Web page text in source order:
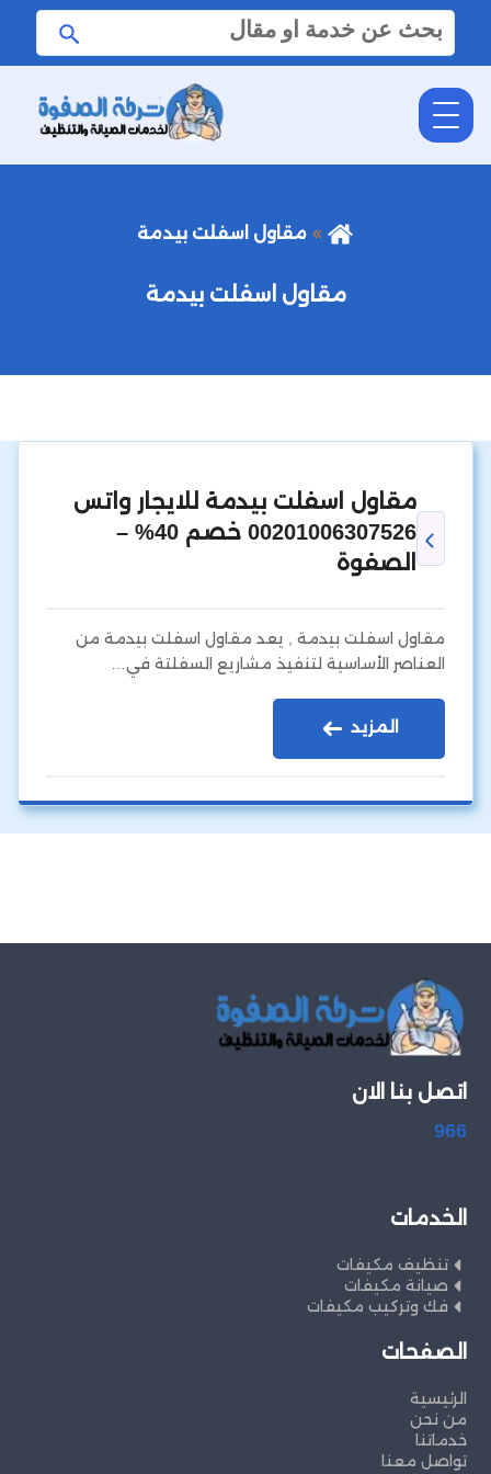
البحث
عن:
مقاول اسفلت بيدمة
مقاول اسفلت بيدمة
مقاول اسفلت بيدمة للايجار واتس
00201006307526 خصم 40% –
الصفوة
مقاول اسفلت بيدمة , يعد مقاول اسفلت بيدمة من
العناصر الأساسية لتنفيذ مشاريع السفلتة في…
المزيد
اتصل بنا الان
966
الخدمات
تنظيف مكيفات
صيانة مكيفات
فك وتركيب مكيفات
الصفحات
الرئيسية
من نحن
خدماتنا
تواصل معنا